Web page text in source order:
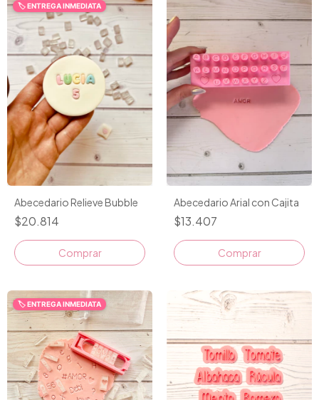
🏷️ ENTREGA INMEDIATA
Abecedario Relieve Bubble
$20.814
Abecedario Arial con Cajita
$13.407
Comprar
🏷️ ENTREGA INMEDIATA